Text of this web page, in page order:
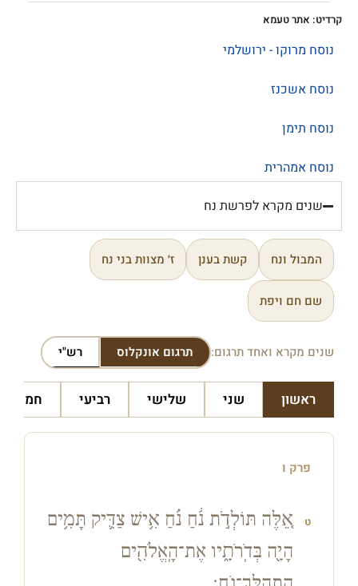
נוסח מרוקו - ירושלמי
נוסח אשכנז
נוסח תימן
נוסח אמהרית
קרדיט: אתר טעמא
שנים מקרא לפרשת נח
המבול ונח קשת בענן ז׳ מצוות בני נח
שם חם ויפת
שנים מקרא ואחד תרגום: תרגום אונקלוס רש"י
ראשון שני שלישי רביעי חמישי
פרק ו
ט
אֵ֚לֶּה תּוֹלְדֹ֣ת נֹ֔חַ נֹ֗חַ אִ֥ישׁ צַדִּ֛יק תָּמִ֥ים
הָיָ֖ה בְּדֹֽרֹתָ֑יו אֶת־הָֽאֱלֹהִ֖ים